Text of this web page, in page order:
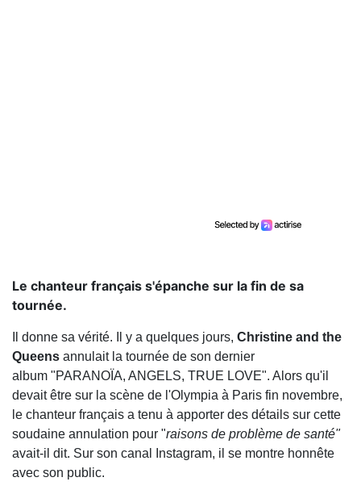
Le chanteur français s'épanche sur la fin de sa
tournée.
Il donne sa vérité. Il y a quelques jours, Christine and the
Queens annulait la tournée de son dernier
album "PARANOÏA, ANGELS, TRUE LOVE". Alors qu'il
devait être sur la scène de l'Olympia à Paris fin novembre,
le chanteur français a tenu à apporter des détails sur cette
soudaine annulation pour "raisons de problème de santé"
avait-il dit. Sur son canal Instagram, il se montre honnête
avec son public.